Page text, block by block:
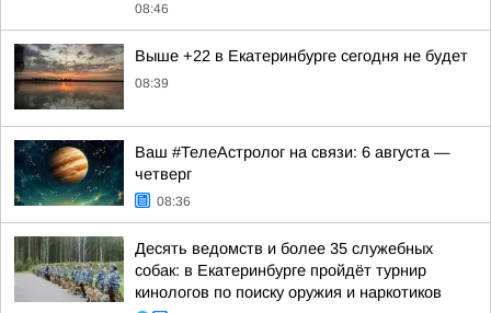
08:46
Выше +22 в Екатеринбурге сегодня не будет
08:39
Ваш #ТелеАстролог на связи: 6 августа —
четверг
08:36
Десять ведомств и более 35 служебных
собак: в Екатеринбурге пройдёт турнир
кинологов по поиску оружия и наркотиков